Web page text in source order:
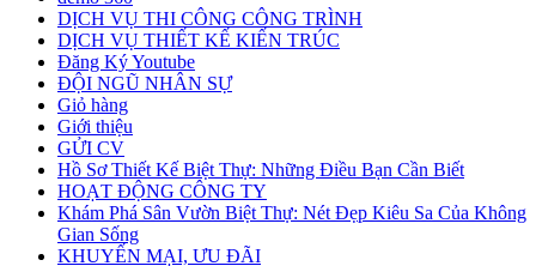
DỊCH VỤ THI CÔNG CÔNG TRÌNH
DỊCH VỤ THIẾT KẾ KIẾN TRÚC
Đăng Ký Youtube
ĐỘI NGŨ NHÂN SỰ
Giỏ hàng
Giới thiệu
GỬI CV
Hồ Sơ Thiết Kế Biệt Thự: Những Điều Bạn Cần Biết
HOẠT ĐỘNG CÔNG TY
Khám Phá Sân Vườn Biệt Thự: Nét Đẹp Kiêu Sa Của Không
Gian Sống
KHUYẾN MẠI, ƯU ĐÃI